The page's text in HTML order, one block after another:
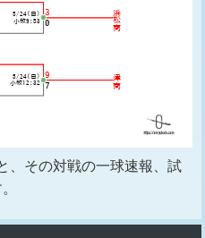
、その対戦の一球速報、試